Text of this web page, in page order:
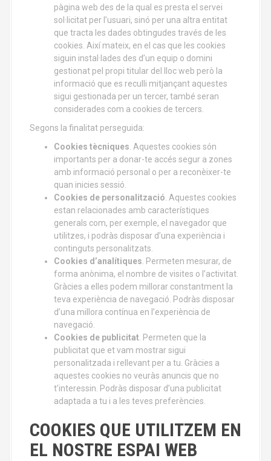
pàgina web des de la qual es presta el servei
sol·licitat per l’usuari, sinó per una altra entitat
que tracta les dades obtingudes través de les
cookies. Així mateix, en el cas que les cookies
siguin instal·lades des d’un equip o domini
gestionat pel propi titular del lloc web però la
informació que es reculli mitjançant aquestes
sigui gestionada per un tercer, també seran
considerades com a cookies de tercers.
Segons la finalitat perseguida:
Cookies tècniques . Aquestes cookies són
importants per a donar-te accés segur a zones
amb informació personal o per a reconèixer-te
quan inicies sessió.
Cookies de personalització . Aquestes cookies
estan relacionades amb característiques
generals com, per exemple, el navegador que
utilitzes, i podràs disposar d’una experiència i
continguts personalitzats.
Cookies d’analítiques . Permeten mesurar, de
forma anònima, el nombre de visites o l’activitat.
Gràcies a elles podem millorar constantment la
teva experiència de navegació. Podràs disposar
d’una millora contínua en l’experiència de
navegació.
Cookies de publicitat . Permeten que la
publicitat que et vam mostrar sigui
personalitzada i rellevant per a tu. Gràcies a
aquestes cookies no veuràs anuncis que no
t’interessin. Podràs disposar d’una publicitat
adaptada a tu i a les teves preferències.
COOKIES QUE UTILITZEM EN
EL NOSTRE ESPAI WEB